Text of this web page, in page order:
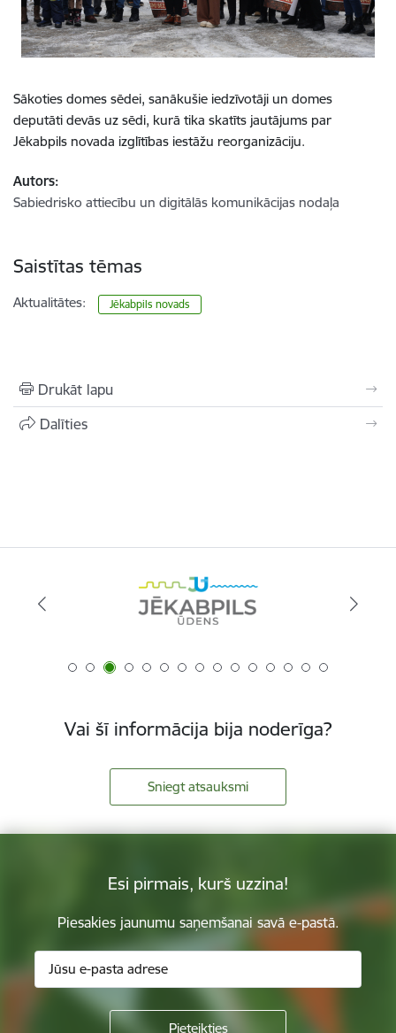
Sākoties domes sēdei, sanākušie iedzīvotāji un domes
deputāti devās uz sēdi, kurā tika skatīts jautājums par
Jēkabpils novada izglītības iestāžu reorganizāciju.
Autors:
Sabiedrisko attiecību un digitālās komunikācijas nodaļa
Saistītas tēmas
Aktualitātes: Jēkabpils novads
Drukāt lapu
Dalīties
Vai šī informācija bija noderīga?
Sniegt atsauksmi
Esi pirmais, kurš uzzina!
Piesakies jaunumu saņemšanai savā e-pastā.